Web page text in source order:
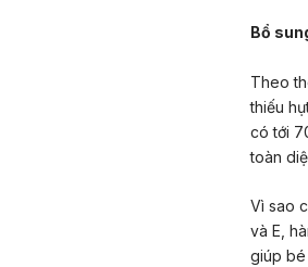
Bổ
Theo
thiếu
có tới
toàn
Vì sao
và E,
giúp bé